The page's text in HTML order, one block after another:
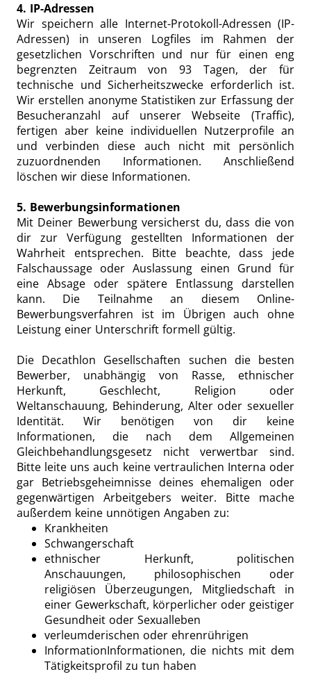
4. IP-Adressen
Wir speichern alle Internet-Protokoll-Adressen (IP-
Adressen) in unseren Logfiles im Rahmen der
gesetzlichen Vorschriften und nur für einen eng
begrenzten Zeitraum von 93 Tagen, der für
technische und Sicherheitszwecke erforderlich ist.
Wir erstellen anonyme Statistiken zur Erfassung der
Besucheranzahl auf unserer Webseite (Traffic),
fertigen aber keine individuellen Nutzerprofile an
und verbinden diese auch nicht mit persönlich
zuzuordnenden Informationen. Anschließend
löschen wir diese Informationen.
5. Bewerbungsinformationen
Mit Deiner Bewerbung versicherst du, dass die von
dir zur Verfügung gestellten Informationen der
Wahrheit entsprechen. Bitte beachte, dass jede
Falschaussage oder Auslassung einen Grund für
eine Absage oder spätere Entlassung darstellen
kann. Die Teilnahme an diesem Online-
Bewerbungsverfahren ist im Übrigen auch ohne
Leistung einer Unterschrift formell gültig.
Die Decathlon Gesellschaften suchen die besten
Bewerber, unabhängig von Rasse, ethnischer
Herkunft, Geschlecht, Religion oder
Weltanschauung, Behinderung, Alter oder sexueller
Identität. Wir benötigen von dir keine
Informationen, die nach dem Allgemeinen
Gleichbehandlungsgesetz nicht verwertbar sind.
Bitte leite uns auch keine vertraulichen Interna oder
gar Betriebsgeheimnisse deines ehemaligen oder
gegenwärtigen Arbeitgebers weiter. Bitte mache
außerdem keine unnötigen Angaben zu:
Krankheiten
Schwangerschaft
ethnischer Herkunft, politischen
Anschauungen, philosophischen oder
religiösen Überzeugungen, Mitgliedschaft in
einer Gewerkschaft, körperlicher oder geistiger
Gesundheit oder Sexualleben
verleumderischen oder ehrenrührigen
InformationInformationen, die nichts mit dem
Tätigkeitsprofil zu tun haben